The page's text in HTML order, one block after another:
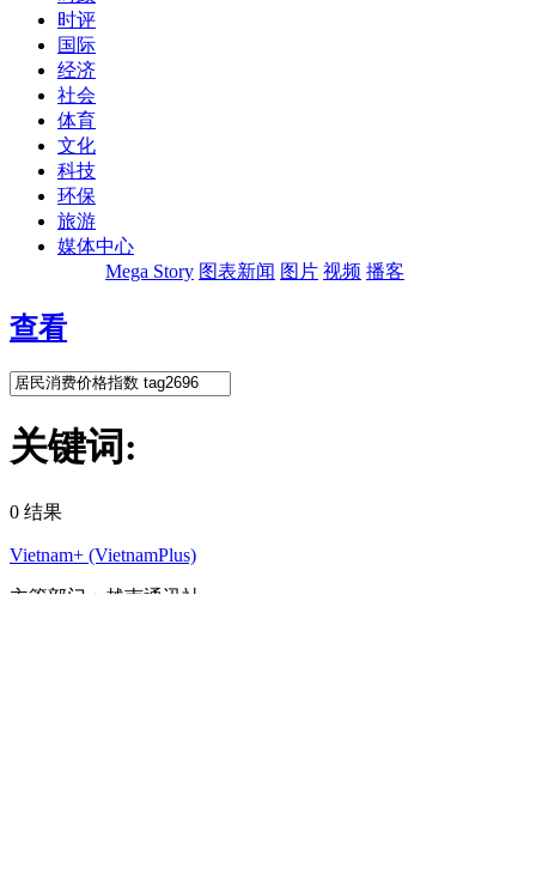
时评
国际
经济
社会
体育
文化
科技
环保
旅游
媒体中心
Mega Story 图表新闻 图片 视频 播客
查看
关键词:
0 结果
Vietnam+ (VietnamPlus)
主管部门：越南通讯社